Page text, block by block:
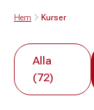
Hem Kurser
Alla
(72)